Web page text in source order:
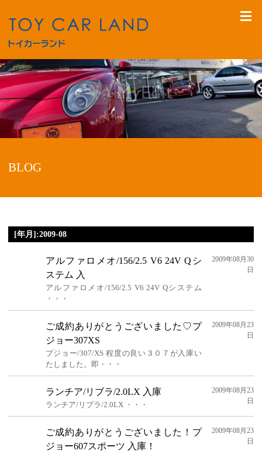
BLOG
[年月]:2009-08
アルファロメオ/156/2.5 V6 24V Qシ
ステム 入
アルファロメオ/156/2.5 V6 24V Qシステム
・・・
2009年08月30
日
ご成約ありがとうございました♡プ
ジョー307XS
プジョー/307/XS 程度の良い３０７が入庫い
たしました。即・・・
2009年08月23
日
ランチア/リブラ/2.0LX 入庫
ランチア/リブラ/2.0LX ・・・
2009年08月23
日
ご成約ありがとうございました！プ
ジョー607スポーツ 入庫！
2009年08月23
日